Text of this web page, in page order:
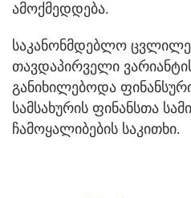
ამოქმედდება.
საკანონმდებლო
თავდაპირველი
განიხილებოდა
სამსახურის ფინანსთა
ჩამოყალიბების საკითხი.